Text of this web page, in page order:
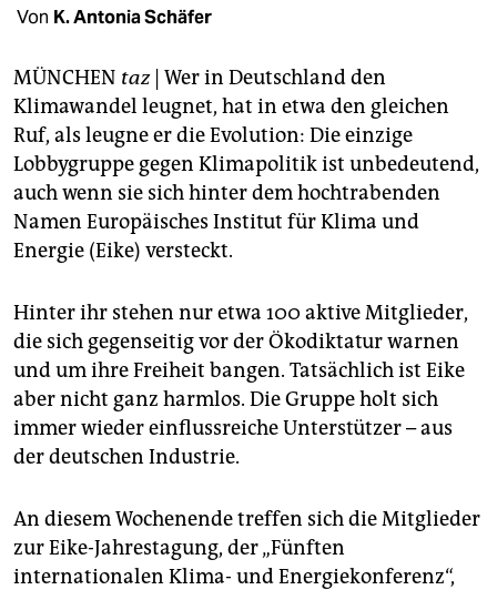
unterstützen
abo
genossenschaft
epaper login
Von K. Antonia Schäfer
MÜNCHEN taz Wer in Deutschland den
Klimawandel leugnet, hat in etwa den gleichen
Ruf, als leugne er die Evolution: Die einzige
Lobbygruppe gegen Klimapolitik ist unbedeutend,
auch wenn sie sich hinter dem hochtrabenden
Namen Europäisches Institut für Klima und
Energie (Eike) versteckt.
Hinter ihr stehen nur etwa 100 aktive Mitglieder,
die sich gegenseitig vor der Ökodiktatur warnen
und um ihre Freiheit bangen. Tatsächlich ist Eike
aber nicht ganz harmlos. Die Gruppe holt sich
immer wieder einflussreiche Unterstützer – aus
der deutschen Industrie.
An diesem Wochenende treffen sich die Mitglieder
zur Eike-Jahrestagung, der „Fünften
internationalen Klima- und Energiekonferenz“,